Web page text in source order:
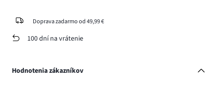
Doprava zadarmo od 49,99 €
100 dní na vrátenie
Hodnotenia zákazníkov